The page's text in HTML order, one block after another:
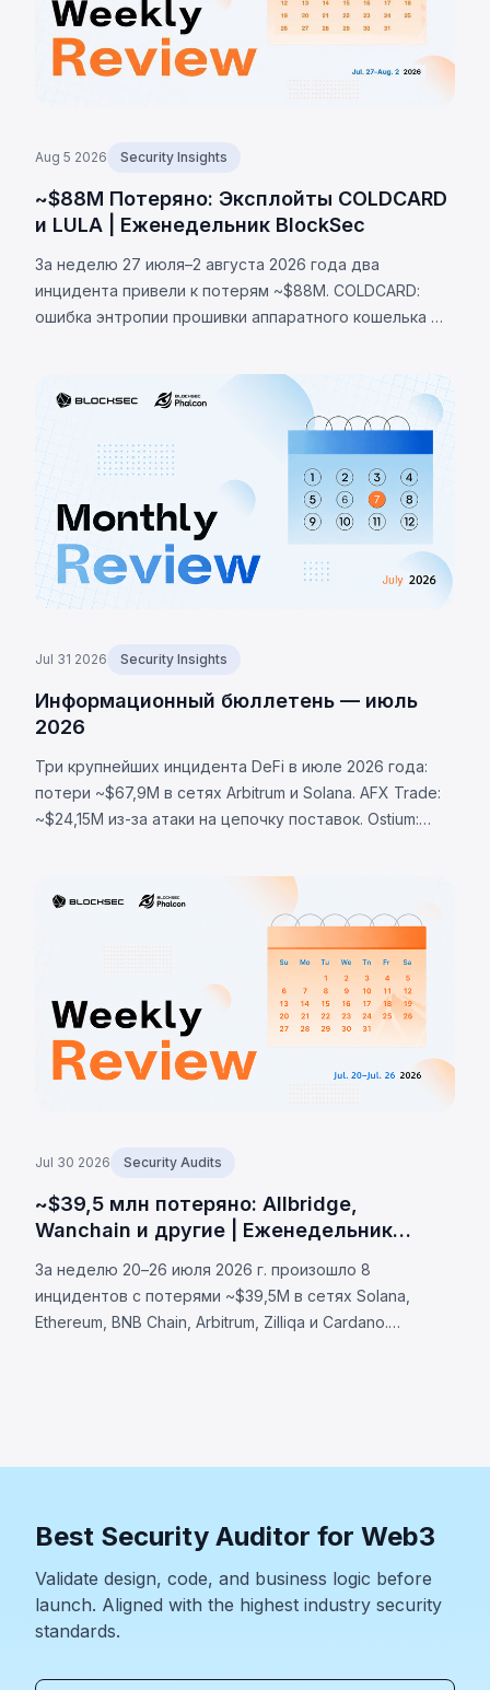
Aug 5 2026 Security Insights
~$88M Потеряно: Эксплойты COLDCARD
и LULA | Еженедельник BlockSec
За неделю 27 июля–2 августа 2026 года два
инцидента привели к потерям ~$88M. COLDCARD:
ошибка энтропии прошивки аппаратного кошелька —
позволив украсть 1370 BTC (~$88M). LULA (BNB Chain):
логическая уязвимость позволила вызвать `recycle()`,
слив ~$578K из пула PancakeSwap V2.
Jul 31 2026 Security Insights
Информационный бюллетень — июль
2026
Три крупнейших инцидента DeFi в июле 2026 года:
потери ~$67,9M в сетях Arbitrum и Solana. AFX Trade:
~$24,15M из-за атаки на цепочку поставок. Ostium:
Jul 30 2026 Security Audits
~$39,5 млн потеряно: Allbridge,
Wanchain и другие | Еженедельник
За неделю 20–26 июля 2026 г. произошло 8
инцидентов с потерями ~$39,5M в сетях Solana,
Ethereum, BNB Chain, Arbitrum, Zilliqa и Cardano.
Best Security Auditor for Web3
Validate design, code, and business logic before
launch. Aligned with the highest industry security
standards.